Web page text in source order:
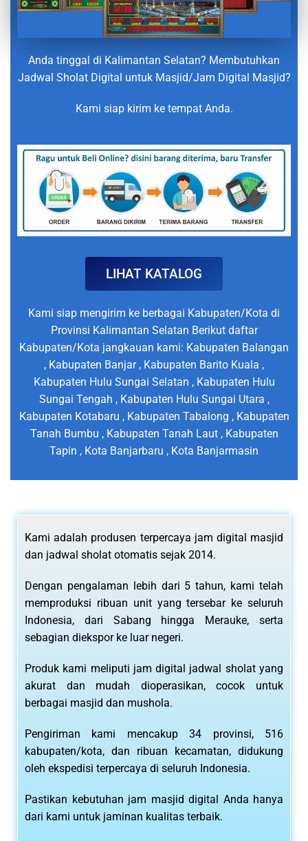
Anda tinggal di Kalimantan Selatan? Membutuhkan
Jadwal Sholat Digital untuk Masjid/Jam Digital Masjid?
Kami siap kirim ke tempat Anda.
LIHAT KATALOG
Kami siap mengirim ke berbagai Kabupaten/Kota di
Provinsi Kalimantan Selatan Berikut daftar
Kabupaten/Kota jangkauan kami: Kabupaten Balangan
, Kabupaten Banjar , Kabupaten Barito Kuala ,
Kabupaten Hulu Sungai Selatan , Kabupaten Hulu
Sungai Tengah , Kabupaten Hulu Sungai Utara ,
Kabupaten Kotabaru , Kabupaten Tabalong , Kabupaten
Tanah Bumbu , Kabupaten Tanah Laut , Kabupaten
Tapin , Kota Banjarbaru , Kota Banjarmasin
Kami adalah produsen terpercaya jam digital masjid
dan jadwal sholat otomatis sejak 2014.
Dengan pengalaman lebih dari 5 tahun, kami telah
memproduksi ribuan unit yang tersebar ke seluruh
Indonesia, dari Sabang hingga Merauke, serta
sebagian diekspor ke luar negeri.
Produk kami meliputi jam digital jadwal sholat yang
akurat dan mudah dioperasikan, cocok untuk
berbagai masjid dan mushola.
Pengiriman kami mencakup 34 provinsi, 516
kabupaten/kota, dan ribuan kecamatan, didukung
oleh ekspedisi terpercaya di seluruh Indonesia.
Pastikan kebutuhan jam masjid digital Anda hanya
dari kami untuk jaminan kualitas terbaik.